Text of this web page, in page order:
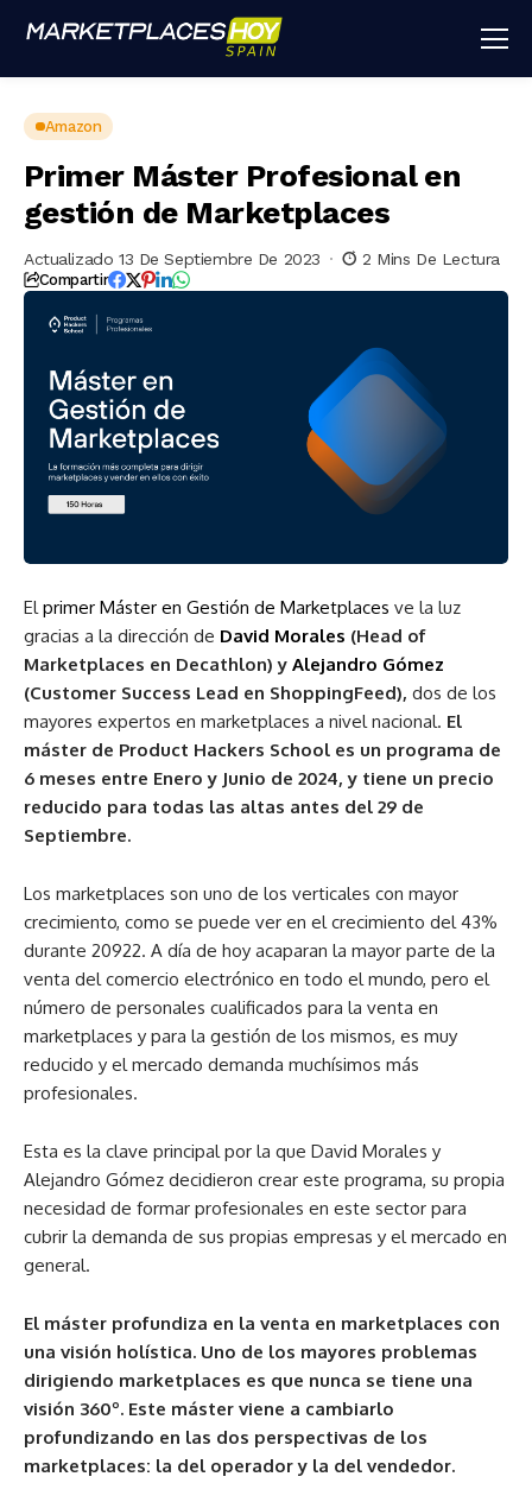
Amazon
Primer Máster Profesional en
gestión de Marketplaces
Actualizado 13 De Septiembre De 2023 2 Mins De Lectura
Compartir
El primer Máster en Gestión de Marketplaces ve la luz
gracias a la dirección de David Morales (Head of
Marketplaces en Decathlon) y Alejandro Gómez
(Customer Success Lead en ShoppingFeed), dos de los
mayores expertos en marketplaces a nivel nacional. El
máster de Product Hackers School es un programa de
6 meses entre Enero y Junio de 2024, y tiene un precio
reducido para todas las altas antes del 29 de
Septiembre.
Los marketplaces son uno de los verticales con mayor
crecimiento, como se puede ver en el crecimiento del 43%
durante 20922. A día de hoy acaparan la mayor parte de la
venta del comercio electrónico en todo el mundo, pero el
número de personales cualificados para la venta en
marketplaces y para la gestión de los mismos, es muy
reducido y el mercado demanda muchísimos más
profesionales.
Esta es la clave principal por la que David Morales y
Alejandro Gómez decidieron crear este programa, su propia
necesidad de formar profesionales en este sector para
cubrir la demanda de sus propias empresas y el mercado en
general.
El máster profundiza en la venta en marketplaces con
una visión holística. Uno de los mayores problemas
dirigiendo marketplaces es que nunca se tiene una
visión 360º. Este máster viene a cambiarlo
profundizando en las dos perspectivas de los
marketplaces: la del operador y la del vendedor.